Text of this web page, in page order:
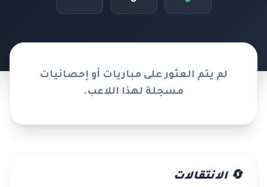
لم يتم العثور على مباريات أو إحصائيات
مسجلة لهذا اللاعب.
🔄 الانتقالات